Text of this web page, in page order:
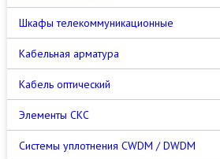
Шкафы телекоммуникационные
Кабельная арматура
Кабель оптический
Элементы СКС
Cистемы уплотнения CWDM / DWDM